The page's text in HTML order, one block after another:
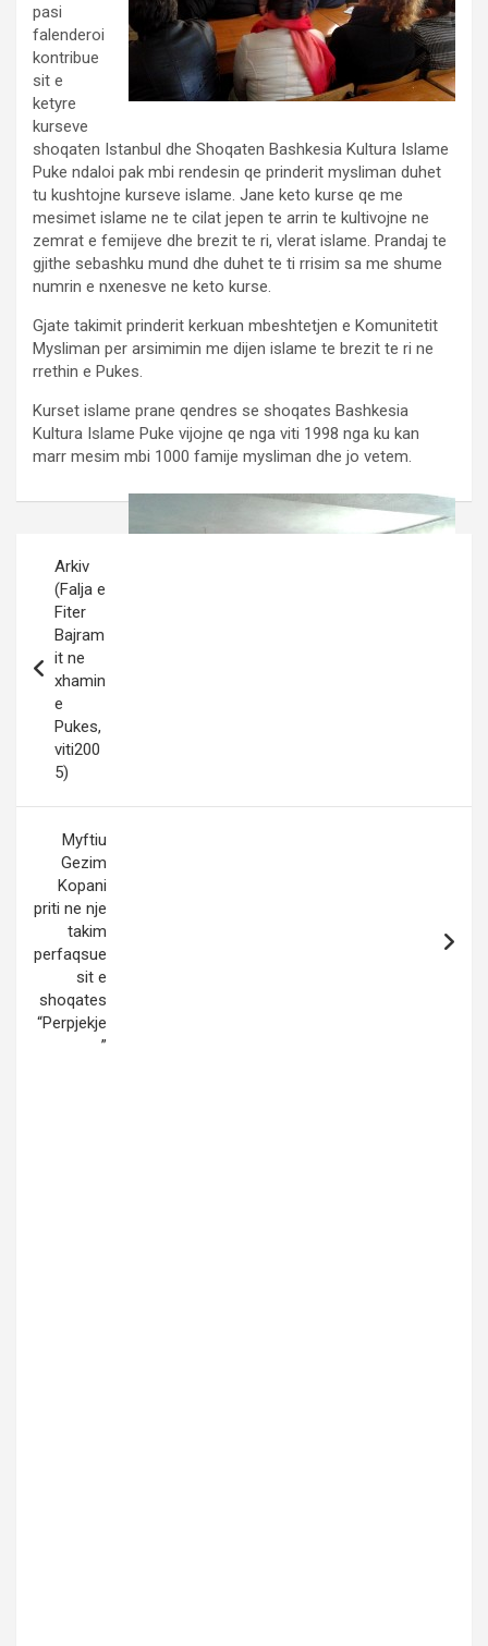
pasi
falenderoi
kontribue
sit e
ketyre
kurseve
shoqaten Istanbul dhe Shoqaten Bashkesia Kultura Islame
Puke ndaloi pak mbi rendesin qe prinderit mysliman duhet
tu kushtojne kurseve islame. Jane keto kurse qe me
mesimet islame ne te cilat jepen te arrin te kultivojne ne
zemrat e femijeve dhe brezit te ri, vlerat islame. Prandaj te
gjithe sebashku mund dhe duhet te ti rrisim sa me shume
numrin e nxenesve ne keto kurse.
Gjate takimit prinderit kerkuan mbeshtetjen e Komunitetit
Mysliman per arsimimin me dijen islame te brezit te ri ne
rrethin e Pukes.
Kurset islame prane qendres se shoqates Bashkesia
Kultura Islame Puke vijojne qe nga viti 1998 nga ku kan
marr mesim mbi 1000 famije mysliman dhe jo vetem.
navigation
Arkiv
(Falja e
Fiter
Bajram
it ne
xhamin
e
Pukes,
viti200
5)
Myftiu
Gezim
Kopani
priti ne nje
takim
perfaqsue
sit e
shoqates
“Perpjekje
”